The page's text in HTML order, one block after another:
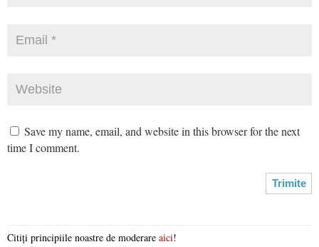
Save my name, email, and website in this browser for the next
time I comment.
Citiți principiile noastre de moderare aici!